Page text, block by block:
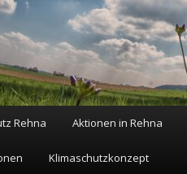
Rehna Aktionen in Rehna
Klimaschutzkonzept